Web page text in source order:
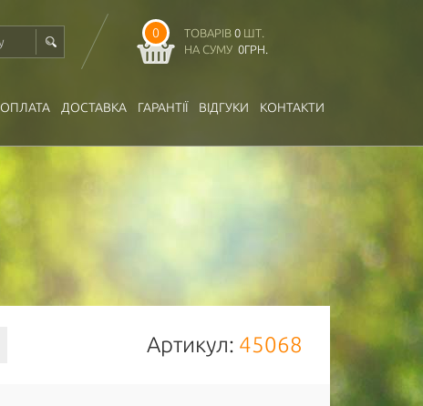
0 ТОВАРІВ 0 ШТ.
НА СУМУ 0ГРН.
ОПЛАТА ДОСТАВКА ГАРАНТІЇ ВІДГУКИ КОНТАКТИ
Артикул: 45068